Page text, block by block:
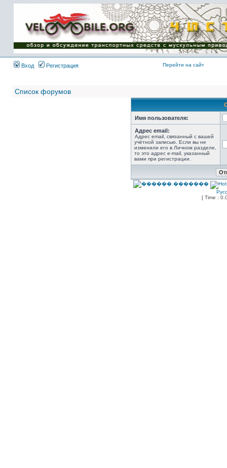
Имя пользователя:
Пароль:
{ LOG_ME_IN_SHORT
}
Вход
Регистрация Перейти на сайт
Список форумов
Имя пользователя:
Адрес email:
Адрес email, связанный с вашей
учётной записью. Если вы не
изменили его в Личном разделе,
то это адрес e-mail, указанный
вами при регистрации.
[ Time :